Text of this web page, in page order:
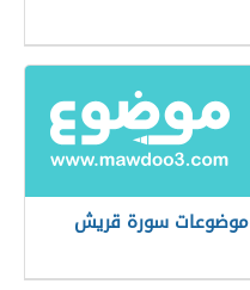
موضوعات سورة قريش